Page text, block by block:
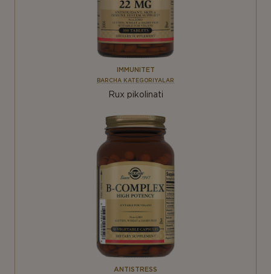
IMMUNITET
BARCHA KATEGORIYALAR
Rux pikolinati
ANTISTRESS